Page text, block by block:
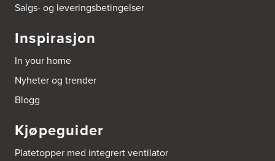
Salgs- og leveringsbetingelser
Inspirasjon
In your home
Nyheter og trender
Blogg
Kjøpeguider
Platetopper med integrert ventilator